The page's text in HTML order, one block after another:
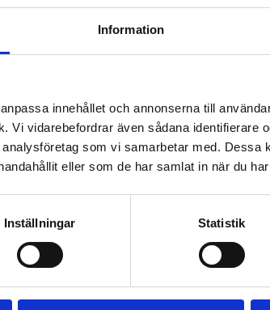
Information
innehållet och annonserna till
Vi vidarebefordrar även sådana identifierare
som vi samarbetar med. Dessa
eller som de har samlat in när du
Inställningar Statistik
RF-nivåer, så kallad seronegativ
kan öka med åldern, och vissa
hos kvinnor, vilket kan påverka
kan också ge upphov till förhöjda RF-
RF prov.
reumatoid faktor (RF) i serum, den
har avlägsnats. Eftersom
att undersöka förekomsten av RF-
och inflammatoriska